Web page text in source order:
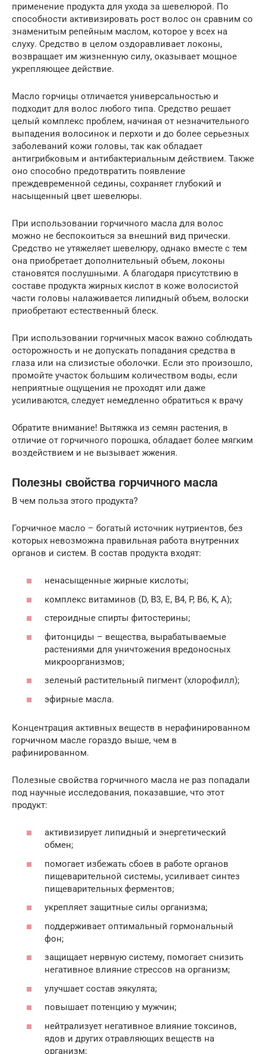
применение продукта для ухода за шевелюрой. По
способности активизировать рост волос он сравним со
знаменитым репейным маслом, которое у всех на
слуху. Средство в целом оздоравливает локоны,
возвращает им жизненную силу, оказывает мощное
укрепляющее действие.
Масло горчицы отличается универсальностью и
подходит для волос любого типа. Средство решает
целый комплекс проблем, начиная от незначительного
выпадения волосинок и перхоти и до более серьезных
заболеваний кожи головы, так как обладает
антигрибковым и антибактериальным действием. Также
оно способно предотвратить появление
преждевременной седины, сохраняет глубокий и
насыщенный цвет шевелюры.
При использовании горчичного масла для волос
можно не беспокоиться за внешний вид прически.
Средство не утяжеляет шевелюру, однако вместе с тем
она приобретает дополнительный объем, локоны
становятся послушными. А благодаря присутствию в
составе продукта жирных кислот в коже волосистой
части головы налаживается липидный объем, волоски
приобретают естественный блеск.
При использовании горчичных масок важно соблюдать
осторожность и не допускать попадания средства в
глаза или на слизистые оболочки. Если это произошло,
промойте участок большим количеством воды, если
неприятные ощущения не проходят или даже
усиливаются, следует немедленно обратиться к врачу
Обратите внимание! Вытяжка из семян растения, в
отличие от горчичного порошка, обладает более мягким
воздействием и не вызывает жжения.
Полезны свойства горчичного масла
В чем польза этого продукта?
Горчичное масло – богатый источник нутриентов, без
которых невозможна правильная работа внутренних
органов и систем. В состав продукта входят:
ненасыщенные жирные кислоты;
комплекс витаминов (D, B3, E, B4, P, B6, K, A);
стероидные спирты фитостерины;
фитонциды – вещества, вырабатываемые
растениями для уничтожения вредоносных
микроорганизмов;
зеленый растительный пигмент (хлорофилл);
эфирные масла.
Концентрация активных веществ в нерафинированном
горчичном масле гораздо выше, чем в
рафинированном.
Полезные свойства горчичного масла не раз попадали
под научные исследования, показавшие, что этот
продукт:
активизирует липидный и энергетический
обмен;
помогает избежать сбоев в работе органов
пищеварительной системы, усиливает синтез
пищеварительных ферментов;
укрепляет защитные силы организма;
поддерживает оптимальный гормональный
фон;
защищает нервную систему, помогает снизить
негативное влияние стрессов на организм;
улучшает состав эякулята;
повышает потенцию у мужчин;
нейтрализует негативное влияние токсинов,
ядов и других отравляющих веществ на
организм;